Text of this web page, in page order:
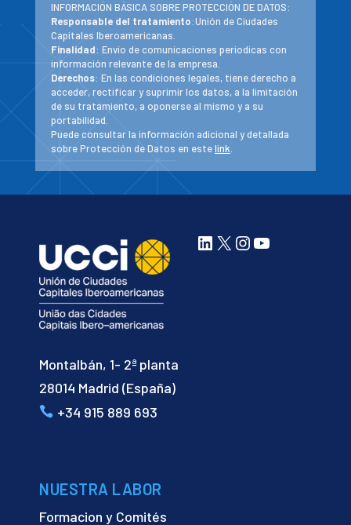
INFORMACIÓN BÁSICA SOBRE PROTECCIÓN DE DATOS:
Responsable del tratamiento:Unión de Ciudades
Capitales Iberoamericanas.
Finalidad: Envío de comunicaciones periodicas con
información relevante de la empresa.
Derechos: En las condiciones legales, tiene derecho a
acceder, rectificar y suprimir los datos, a la limitación
de su tratamiento, a oponerse al mismo y a su
portabilidad.
Puede consultar la información adicional y detallada
sobre Protección de Datos en estelink.
Montalbán, 1- 2ª planta
28014 Madrid (España)
+34 915 889 693
LinkedIn
X Instagram
YouTube
NUESTRA LABOR
Formacion y Comités